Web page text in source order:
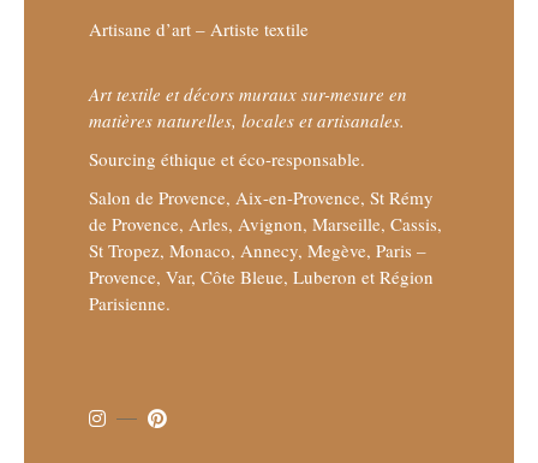
Artisane d’art – Artiste textile
Art textile et décors muraux sur-mesure en
matières naturelles, locales et artisanales.
Sourcing éthique et éco-responsable.
Salon de Provence, Aix-en-Provence, St Rémy
de Provence, Arles, Avignon, Marseille, Cassis,
St Tropez, Monaco, Annecy, Megève, Paris –
Provence, Var, Côte Bleue, Luberon et Région
Parisienne.